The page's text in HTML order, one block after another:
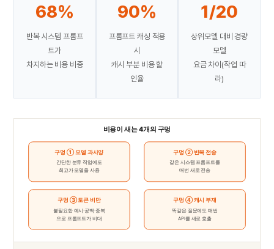
68%
반복 시스템 프롬프
트가
차지하는 비용 비중
90%
프롬프트 캐싱 적용
시
캐시 부분 비용 할
인율
1/20
상위모델 대비 경량
모델
요금 차이(작업 따
라)
비용이 새는 4개의 구멍
구멍 ① 모델 과사양
간단한 분류 작업에도
최고가 모델을 사용
구멍 ② 반복 전송
같은 시스템 프롬프트를
매번 새로 전송
구멍 ③ 토큰 비만
불필요한 예시·공백·중복
으로 프롬프트가 비대
구멍 ④ 캐시 부재
똑같은 질문에도 매번
API를 새로 호출